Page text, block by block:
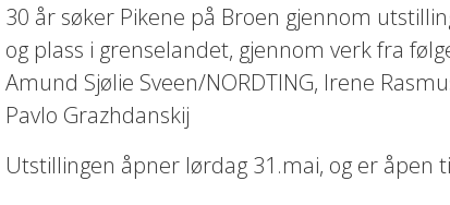
30 år søker Pikene på Broen gjennom
og plass i grenselandet, gjennom verk fra
Amund Sjølie Sveen/NORDTING, Irene
Pavlo Grazhdanskij
Utstillingen åpner lørdag 31.mai, og er åpen